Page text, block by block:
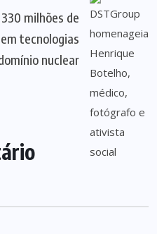
milhões de
tecnologias
nuclear